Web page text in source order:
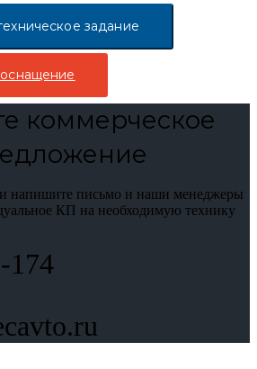
задание
коммерческое
напишите письмо и наши менеджеры
КП на необходимую технику
174